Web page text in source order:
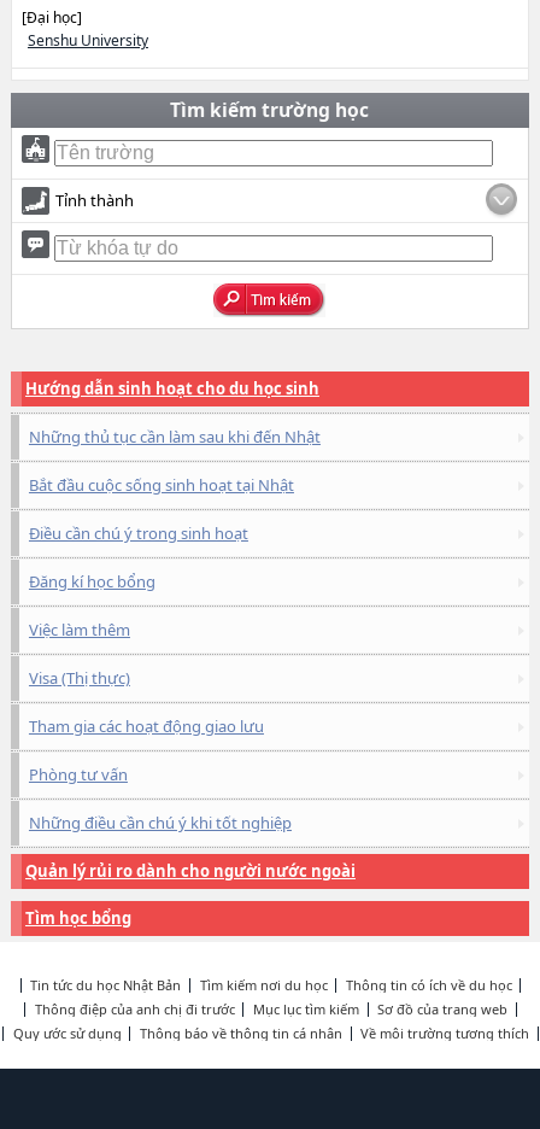
[Đại học]
Senshu University
Tìm kiếm trường học
Tỉnh thành
Hướng dẫn sinh hoạt cho du học sinh
Những thủ tục cần làm sau khi đến Nhật
Bắt đầu cuộc sống sinh hoạt tại Nhật
Điều cần chú ý trong sinh hoạt
Đăng kí học bổng
Việc làm thêm
Visa (Thị thực)
Tham gia các hoạt động giao lưu
Phòng tư vấn
Những điều cần chú ý khi tốt nghiệp
Quản lý rủi ro dành cho người nước ngoài
Tìm học bổng
Tin tức du học Nhật Bản Tìm kiếm nơi du học
Thông tin có ích về du học
Thông điệp của anh chị đi trước
Mục lục tìm kiếm
Sơ đồ của trang web
Quy ước sử dụng
Thông báo về thông tin cá nhân Về môi trường tương thích